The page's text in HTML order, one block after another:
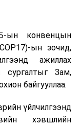
ын конвенцын
ын зочид,
ажиллах
сургалтыг Зам,
байгууллаа.
үйлчилгээнд
хэвшлийн